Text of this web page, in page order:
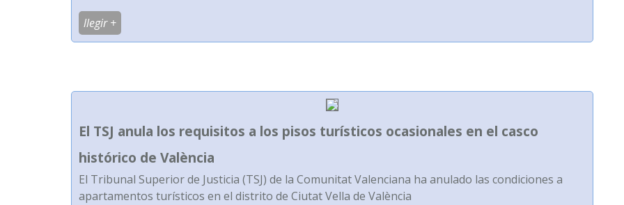
llegir +
El TSJ anula los requisitos a los pisos turísticos ocasionales en el casco
histórico de València
El Tribunal Superior de Justicia (TSJ) de la Comunitat Valenciana ha anulado las condiciones a
apartamentos turísticos en el distrito de Ciutat Vella de València